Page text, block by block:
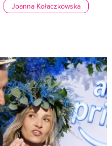
Joanna Kołaczkowska